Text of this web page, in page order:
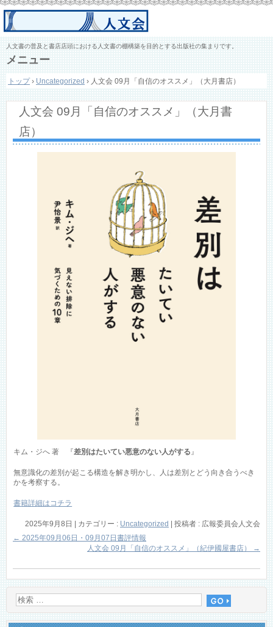
人文書の普及と書店店頭における人文書の棚構築を目的とする出版社の集まりです。
メニュー
ン
ン
キ
トップ › Uncategorized › 人文会 09月「自信のオススメ」（大月書店）
人文会 09月「自信のオススメ」（大月書
店）
キム・ジへ 著 『差別はたいてい悪意のない人がする 』
無意識化の差別が起こる構造を解き明かし、人は差別とどう向き合うべき
かを考察する。
書籍詳細はコチラ
2025年9月8日 カテゴリー : Uncategorized
投稿者 : 広報委員会人文会
← 2025年09月06日・09月07日書評情報
人文会 09月「自信のオススメ」（紀伊國屋書店）
→